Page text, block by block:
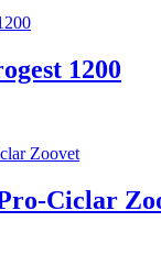
1200
Ciclar